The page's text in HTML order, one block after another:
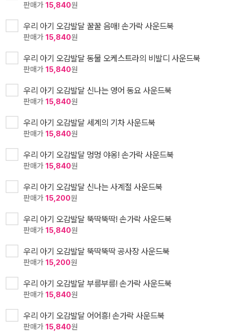
판매가 15,840원
우리 아기 오감발달 꿀꿀 음매! 손가락 사운드북
판매가 15,840원
우리 아기 오감발달 동물 오케스트라의 비발디 사운드북
판매가 15,840원
우리 아기 오감발달 신나는 영어 동요 사운드북
판매가 15,840원
우리 아기 오감발달 세계의 기차 사운드북
판매가 15,840원
우리 아기 오감발달 멍멍 야옹! 손가락 사운드북
판매가 15,840원
우리 아기 오감발달 신나는 사계절 사운드북
판매가 15,200원
우리 아기 오감발달 뚝딱뚝딱! 손가락 사운드북
판매가 15,840원
우리 아기 오감발달 뚝딱뚝딱 공사장 사운드북
판매가 15,200원
우리 아기 오감발달 부릉부릉! 손가락 사운드북
판매가 15,840원
우리 아기 오감발달 어어흥! 손가락 사운드북
판매가 15,840원